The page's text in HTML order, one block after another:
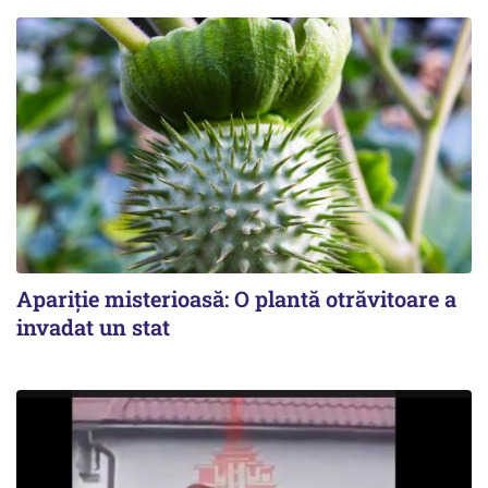
Apariție misterioasă: O plantă otrăvitoare a
invadat un stat